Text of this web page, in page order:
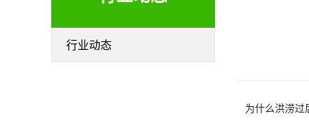
行业动态
为什么洪涝过